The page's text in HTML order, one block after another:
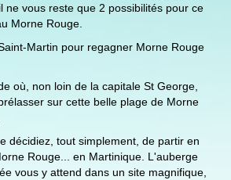
ne vous reste que 2 possibilités pour ce
Morne Rouge.
Martin pour regagner Morne Rouge
où, non loin de la capitale St George,
sur cette belle plage de Morne
décidiez, tout simplement, de partir en
Rouge... en Martinique. L'auberge
vous y attend dans un site magnifique,